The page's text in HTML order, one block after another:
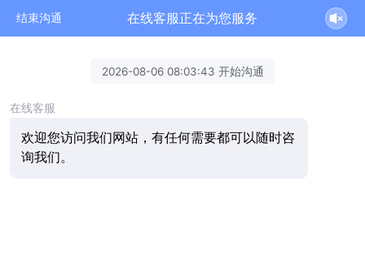
结束沟通 在线客服正在为您服务
2026-08-06 08:03:43 开始沟通
在线客服
欢迎您访问我们网站，有任何需要都可以随时咨
询我们。